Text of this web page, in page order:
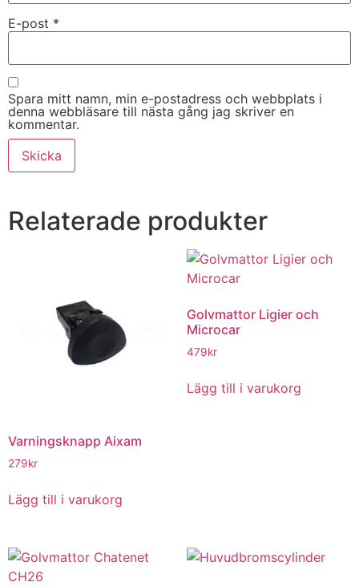
E-post *
Spara mitt namn, min e-postadress och webbplats i
denna webbläsare till nästa gång jag skriver en
kommentar.
Relaterade produkter
Varningsknapp Aixam
279kr
Lägg till i varukorg
Golvmattor Ligier och
Microcar
479kr
Lägg till i varukorg